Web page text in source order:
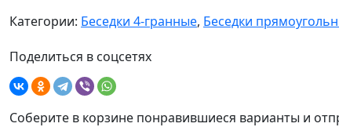
Категории: Беседки 4-гранные, Беседки
Поделиться в соцсетях
Соберите в корзине понравившиеся варианты и